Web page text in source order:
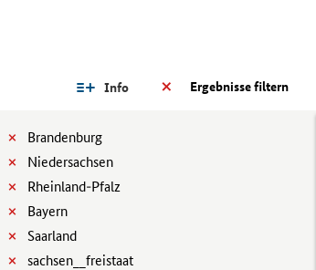
Ergebnisse filtern
Info
Brandenburg
Niedersachsen
Rheinland-Pfalz
Bayern
Saarland
sachsen__freistaat